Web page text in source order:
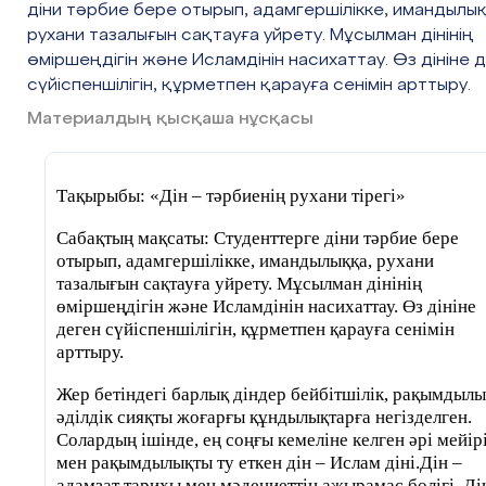
дініне – Аллаға құрметпен қарауға міндетті.
Алла үйі, қасиетті орын. (сл. көрсетілім)
Еліміз егемендік алғалы көптеген адам
Мекке – исламның негізі қаланған жер,
«Құран» сөзі арабтың «оқу» деген
шыққан, құран кәрім өзге діндер сияқты емес,
қағида, әрі түгел ғылыми құрылым. Құран
әмірімен Мұхаммед пайғамбарға аят-
сүре-сүресімен 40 жасынан бастап 23 жыл
түскен.
Алғаш рет кітап етіп Осман
бастырған. Құран 114 сүре, 6600 аяттан
Алланың сөзін жеткізуші Мұхаммед
Ғалейһи-с-салам.
діни тәрбие бере отырып, адамгершілікке,
рухани тазалығын сақтауға уйрету. Мұсылман дінінің
өміршеңдігін және Исламдінін насихаттау. Өз дініне
сүйіспеншілігін, құрметпен қарауға сенімін арттыру.
Материалдың қысқаша нұсқасы
Тақырыбы: «Дін – тәрбиенің рухани тірегі»
Сабақтың мақсаты: Студенттерге діни тәрбие бере
отырып, адамгершілікке, имандылыққа, рухани
тазалығын сақтауға уйрету. Мұсылман дінінің
өміршеңдігін және Исламдінін насихаттау. Өз дініне
деген сүйіспеншілігін, құрметпен қарауға сенімін
арттыру.
Жер бетіндегі барлық діндер бейбітшілік,
әділдік сияқты жоғарғы құндылықтарға негізделген.
Солардың ішінде, ең соңғы кемеліне келген әрі
мен рақымдылықты ту еткен дін – Ислам діні.Дін –